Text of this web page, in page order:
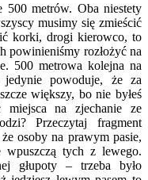
500 metrów. Oba niestety
musimy się zmieścić
korki, drogi kierowco, to
powinieniśmy rozłożyć na
500 metrowa kolejna na
powoduje, że za
większy, bo nie byłeś
na zjechanie ze
Przeczytaj fragment
osoby na prawym pasie,
tych z lewego.
głupoty – trzeba było